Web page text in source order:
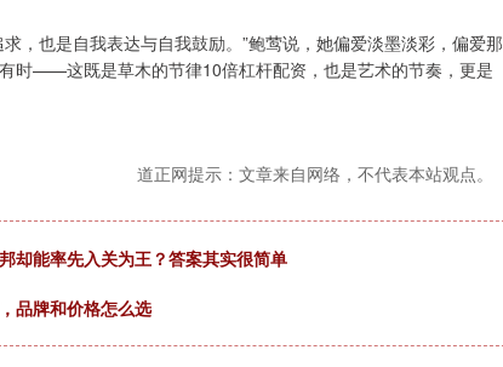
，也是自我表达与自我鼓励。”鲍莺说，她偏爱淡墨淡彩，偏爱那
时——这既是草木的节律10倍杠杆配资，也是艺术的节奏，更是
道正网提示：文章来自网络，不代表本站观点。
却能率先入关为王？答案其实很简单
品牌和价格怎么选